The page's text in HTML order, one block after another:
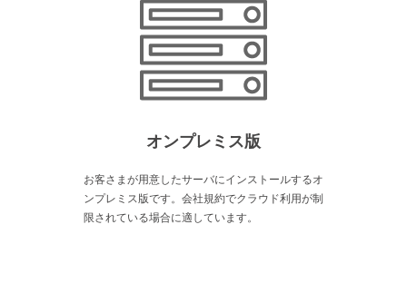
オンプレミス版
お客さまが用意したサーバにインストールするオ
ンプレミス版です。会社規約でクラウド利用が制
限されている場合に適しています。